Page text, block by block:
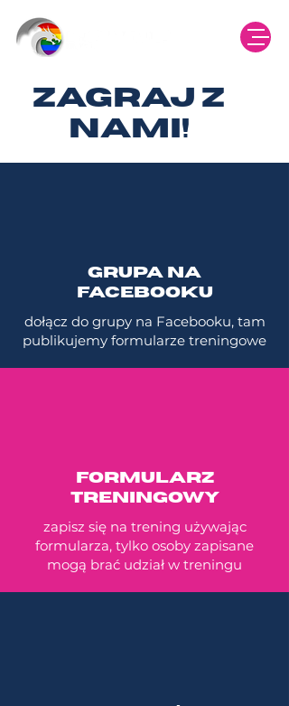
ZAGRAJ Z
NAMI!
GRUPA NA
FACEBOOKU
dołącz do grupy na Facebooku, tam
publikujemy formularze treningowe
FORMULARZ
TRENINGOWY
zapisz się na trening używając
formularza, tylko osoby zapisane
mogą brać udział w treningu